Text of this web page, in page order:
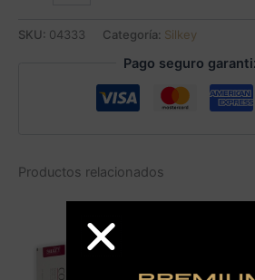
SKU: 04333 Categoría: Silkey
Pago seguro
Productos relacionados